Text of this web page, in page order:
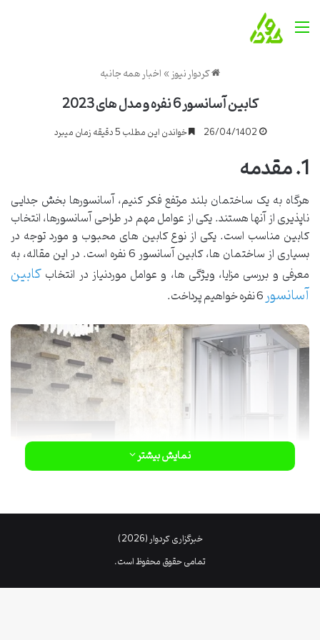
منو
کردوار نیوز»اخبار همه جانبه
کابین آسانسور 6 نفره و مدل های 2023
26/04/1402 خواندن این مطلب 5 دقیقه زمان میبرد
1. مقدمه
هرگاه به یک ساختمان بلند مرتفع فکر کنیم، آسانسورها بخش جدایی
ناپذیری از آنها هستند. یکی از عوامل مهم در طراحی آسانسورها، انتخاب
کابین مناسب است. یکی از نوع کابین های محبوب و مورد توجه در
بسیاری از ساختمان ها، کابین آسانسور 6 نفره است. در این مقاله، به
معرفی و بررسی مزایا، ویژگی ها، و عوامل موردنیاز در انتخابکابین
آسانسور
2. ویژگی های کابین آسانسور 6 نفره
کابین آسانسور 6 نفره دارای فضای بزرگ و مناسبی است که امکان حمل و
نقل راحت و آسان افراد را فراهم می کند. با داشتن این اندازه کابین، افراد در
نمایش بیشتر
خبرگزاری کردوار (2026)
تمامی حقوق محفوظ است.